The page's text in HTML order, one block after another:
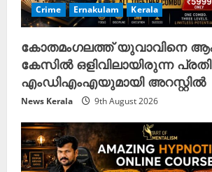
Crime Ernakulam Kerala
കോതമംഗലത്ത് യുവാവിനെ
കേസിൽ ഒളിവിലായിരുന്ന പ്രതി
എംഡിഎംഎയുമായി അറസ്റ്റിൽ
News Kerala 9th August 2026